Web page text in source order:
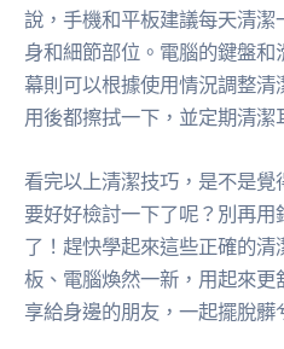
說，手機和平板建議每天清
身和細節部位。電腦的鍵盤
幕則可以根據使用情況調整
用後都擦拭一下，並定期清潔
看完以上清潔技巧，是不是
要好好檢討一下了呢？別再
了！趕快學起來這些正確的
板、電腦煥然一新，用起來
享給身邊的朋友，一起擺脫髒